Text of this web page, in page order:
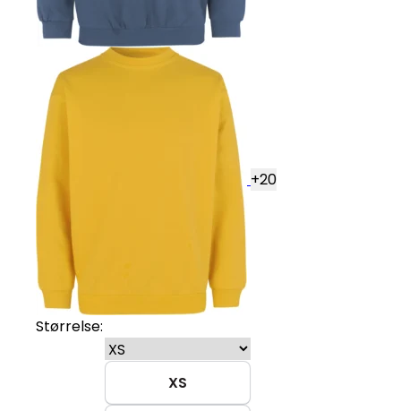
+20
Størrelse:
XS